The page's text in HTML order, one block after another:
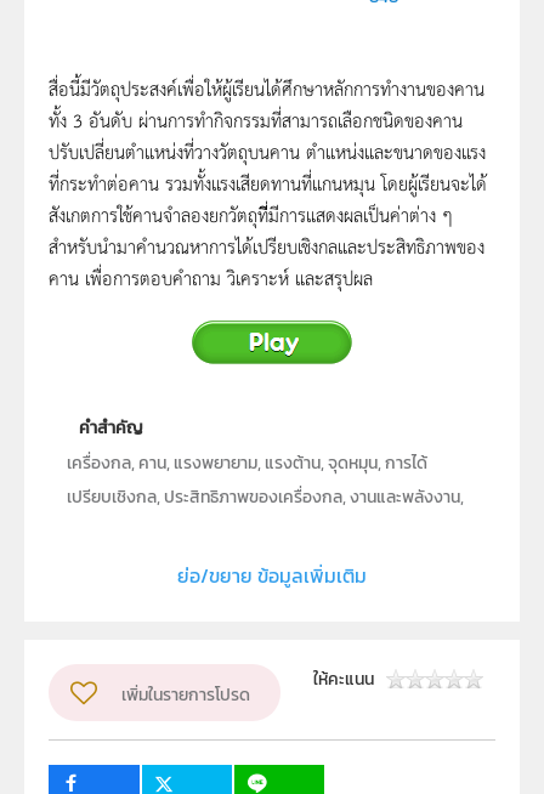
สื่อนี้มีวัตถุประสงค์เพื่อให้ผู้เรียนได้ศึกษาหลักการทำงานของคาน
ทั้ง 3 อันดับ ผ่านการทำกิจกรรมที่สามารถเลือกชนิดของคาน
ปรับเปลี่ยนตำแหน่งที่วางวัตถุบนคาน ตำแหน่งและขนาดของแรง
ที่กระทำต่อคาน รวมทั้งแรงเสียดทานที่แกนหมุน โดยผู้เรียนจะได้
สังเกตการใช้คานจำลองยกวัตถุที่ีมีการแสดงผลเป็นค่าต่าง ๆ
สำหรับนำมาคำนวณหาการได้เปรียบเชิงกลและประสิทธิภาพของ
คาน เพื่อการตอบคำถาม วิเคราะห์ และสรุปผล
คำสำคัญ
เครื่องกล, คาน, แรงพยายาม, แรงต้าน, จุดหมุน, การได้
เปรียบเชิงกล, ประสิทธิภาพของเครื่องกล, งานและพลังงาน,
สถาบันส่งเสริมการสอนวิทยาศาสตร์และเทคโนโลยี (สสวท.)
สาขาฟิสิกส์และวิทยาศาสตร์โลก
ย่อ/ขยาย ข้อมูลเพิ่มเติม
เพิ่มในรายการโปรด
ให้คะแนน